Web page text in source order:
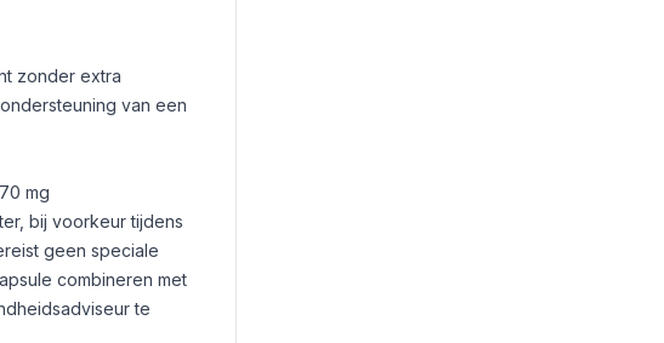
zonder extra
van een
mg
bij voorkeur tijdens
geen speciale
combineren met
te